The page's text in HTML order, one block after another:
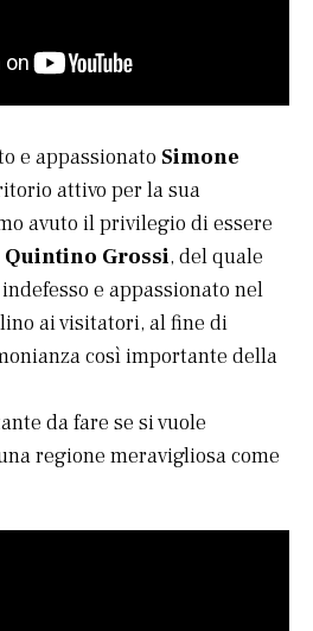
e appassionato Simone
attivo per la sua
avuto il privilegio di essere
Quintino Grossi, del quale
e appassionato nel
ai visitatori, al fine di
così importante della
da fare se si vuole
regione meravigliosa come